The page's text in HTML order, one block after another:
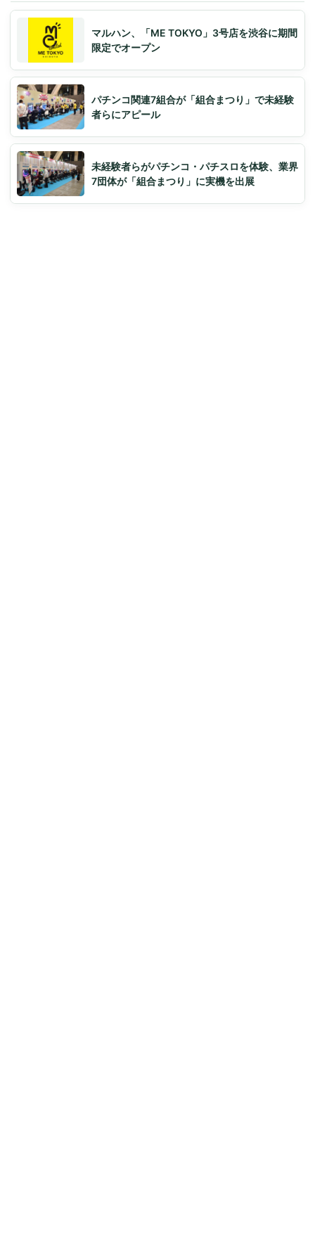
マルハン、「ME TOKYO」3号店を渋谷に期間
限定でオープン
パチンコ関連7組合が「組合まつり」で未経験
者らにアピール
未経験者らがパチンコ・パチスロを体験、業界
7団体が「組合まつり」に実機を出展